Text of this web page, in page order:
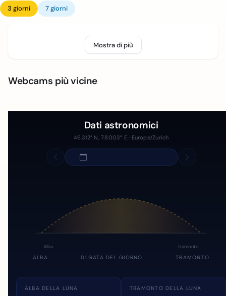
3 giorni 7 giorni
Mostra di più
Webcams più vicine
Dati astronomici
46.312° N, 7.8003° E · Europe/Zurich
Alba Tramonto
ALBA DURATA DEL GIORNO TRAMONTO
ALBA DELLA LUNA TRAMONTO DELLA LUNA